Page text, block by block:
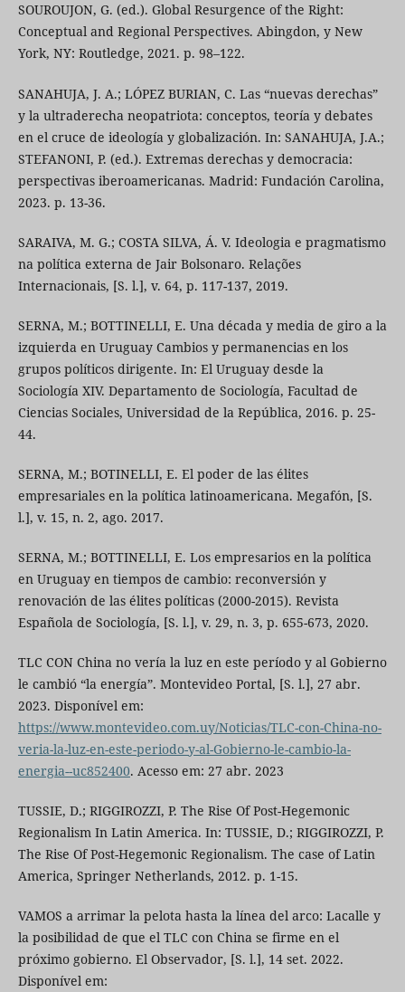
SOUROUJON, G. (ed.). Global Resurgence of the Right:
Conceptual and Regional Perspectives. Abingdon, y New
York, NY: Routledge, 2021. p. 98–122.
SANAHUJA, J. A.; LÓPEZ BURIAN, C. Las “nuevas derechas”
y la ultraderecha neopatriota: conceptos, teoría y debates
en el cruce de ideología y globalización. In: SANAHUJA, J.A.;
STEFANONI, P. (ed.). Extremas derechas y democracia:
perspectivas iberoamericanas. Madrid: Fundación Carolina,
2023. p. 13-36.
SARAIVA, M. G.; COSTA SILVA, Á. V. Ideologia e pragmatismo
na política externa de Jair Bolsonaro. Relações
Internacionais, [S. l.], v. 64, p. 117-137, 2019.
SERNA, M.; BOTTINELLI, E. Una década y media de giro a la
izquierda en Uruguay Cambios y permanencias en los
grupos políticos dirigente. In: El Uruguay desde la
Sociología XIV. Departamento de Sociología, Facultad de
Ciencias Sociales, Universidad de la República, 2016. p. 25-
44.
SERNA, M.; BOTINELLI, E. El poder de las élites
empresariales en la política latinoamericana. Megafón, [S.
l.], v. 15, n. 2, ago. 2017.
SERNA, M.; BOTTINELLI, E. Los empresarios en la política
en Uruguay en tiempos de cambio: reconversión y
renovación de las élites políticas (2000-2015). Revista
Española de Sociología, [S. l.], v. 29, n. 3, p. 655-673, 2020.
TLC CON China no vería la luz en este período y al Gobierno
le cambió “la energía”. Montevideo Portal, [S. l.], 27 abr.
2023. Disponível em:
https://www.montevideo.com.uy/Noticias/TLC-con-China-no-
veria-la-luz-en-este-periodo-y-al-Gobierno-le-cambio-la-
energia--uc852400. Acesso em: 27 abr. 2023
TUSSIE, D.; RIGGIROZZI, P. The Rise Of Post-Hegemonic
Regionalism In Latin America. In: TUSSIE, D.; RIGGIROZZI, P.
The Rise Of Post-Hegemonic Regionalism. The case of Latin
America, Springer Netherlands, 2012. p. 1-15.
VAMOS a arrimar la pelota hasta la línea del arco: Lacalle y
la posibilidad de que el TLC con China se firme en el
próximo gobierno. El Observador, [S. l.], 14 set. 2022.
Disponível em: